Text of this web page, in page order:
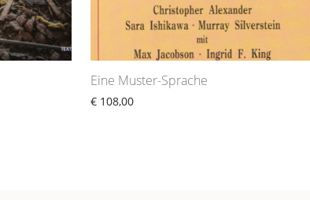
Eine Muster-Sprache
€ 108,00